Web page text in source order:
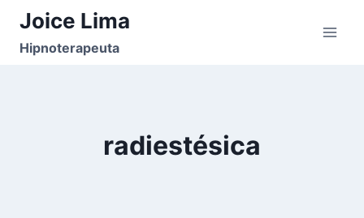
Pular
paraJoice Lima
Hipnoterapeuta
radiestésica